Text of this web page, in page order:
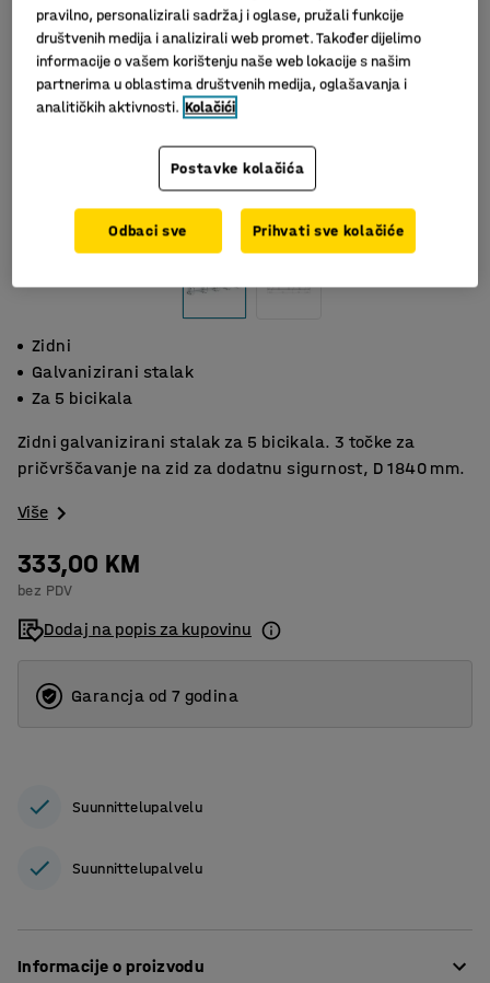
Zidni
Galvanizirani stalak
Za 5 bicikala
Zidni galvanizirani stalak za 5 bicikala. 3 točke za
pričvrščavanje na zid za dodatnu sigurnost, D 1840 mm.
Više
333,00 KM
bez PDV
Dodaj na popis za kupovinu
Garancja od 7 godina
Suunnittelupalvelu
Suunnittelupalvelu
Informacije o proizvodu
pravilno, personalizirali sadržaj i oglase, pružali funkcije
društvenih medija i analizirali web promet. Također dijelimo
informacije o vašem korištenju naše web lokacije s našim
partnerima u oblastima društvenih medija, oglašavanja i
analitičkih aktivnosti. Kolačići
Postavke kolačića
Odbaci sve Prihvati sve kolačiće